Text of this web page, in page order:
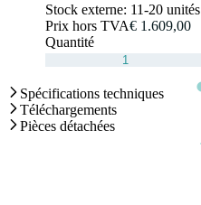
Stock externe: 11-20 unités
Prix hors TVA€ 1.609,00
Quantité
Spécifications techniques
Téléchargements
Pièces détachées